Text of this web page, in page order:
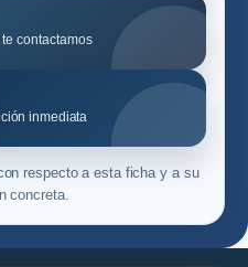
contactamos
inmediata
respecto a esta ficha y a su
concreta.